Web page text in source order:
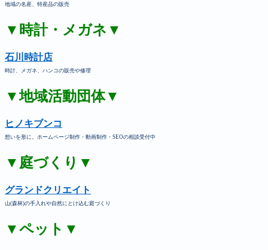
地域の名産、特産品の販売
▼時計・メガネ▼
石川時計店
時計、メガネ、ハンコの販売や修理
▼地域活動団体▼
ヒノキブンコ
想いを形に。ホームページ制作・動画制作・SEOの相談受付中
▼庭づくり▼
グランドクリエイト
山(森林)の手入れや自然にとけ込む庭づくり
▼ペット▼